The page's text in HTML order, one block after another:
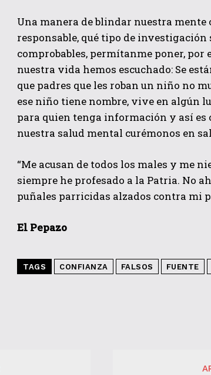
Una manera de blindar nuestra
responsable, qué tipo de
comprobables, permítanme poner,
nuestra vida hemos escuchado: Se
que padres que les roban un niño no
ese niño tiene nombre, vive en algún
para quien tenga información y así es
nuestra salud mental curémonos en
“Me acusan de todos los males y me
siempre he profesado a la Patria. No
puñales parricidas alzados contra mi
El Pepazo
TAGS CONFIANZA FALSOS FUENTE